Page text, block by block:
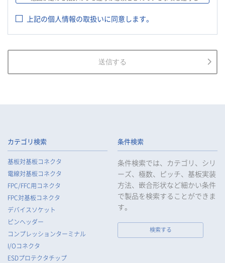
2.
当社は、お客様等の個人情報を適正に取得し、法令で不要とさ
れている場合を除き、お客様等の個人情報の利用目的を通知又
当社は、お客様等の個人データについて、不正アクセス、漏え
い、滅失又は毀損等の防止に努め、個人データの管理のために
られるよう、必要かつ適切な監督を行います。
様等の個人データの安全管理が図られるよう必要かつ適切な監
督を行います。
当社は、法令で例外として定められている場合を除き、お客様
等の個人データをあらかじめ、ご本人の同意を得ることなく第
三者に提供することはいたしません。
当社は、法令で不要とされている場合を除き、第三者に個人デ
ータを提供したとき、又は受けたときは、法令で定められた確
認・記録義務を適正に履行いたします。
上記の個人情報の取扱いに同意します。
送信する
カテゴリ検索
基板対基板コネクタ
電線対基板コネクタ
FPC/FFC用コネクタ
FPC対基板コネクタ
デバイスソケット
ピンヘッダー
コンプレッションターミナル
I/Oコネクタ
ESDプロテクタチップ
条件検索
条件検索では、カテゴリ、シリ
ーズ、極数、ピッチ、基板実装
方法、嵌合形状など細かい条件
で製品を検索することができま
す。
検索する